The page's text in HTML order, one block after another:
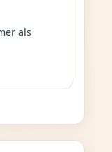
als